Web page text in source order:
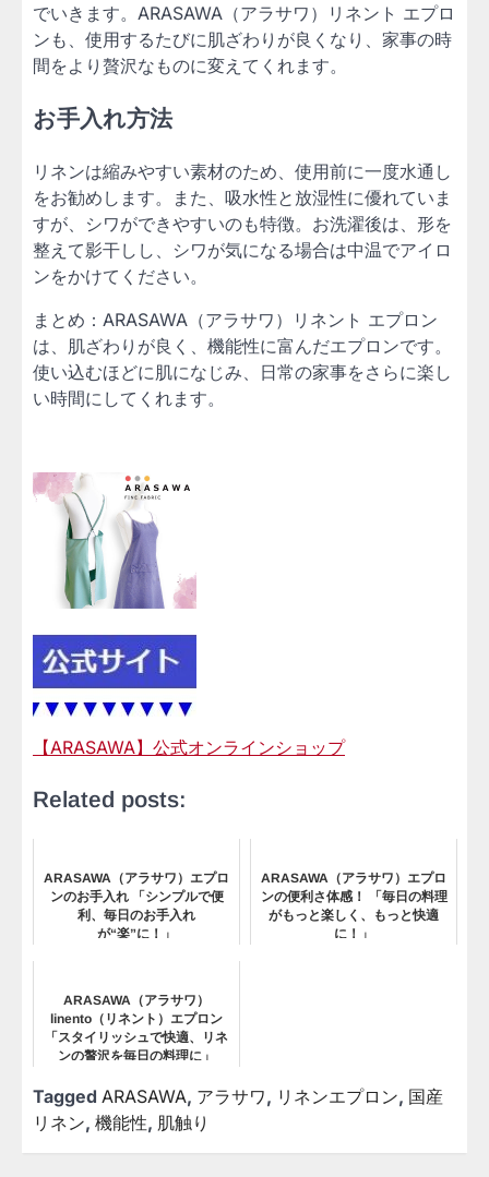
でいきます。ARASAWA（アラサワ）リネント エプロ
ンも、使用するたびに肌ざわりが良くなり、家事の時
間をより贅沢なものに変えてくれます。
お手入れ方法
リネンは縮みやすい素材のため、使用前に一度水通し
をお勧めします。また、吸水性と放湿性に優れていま
すが、シワができやすいのも特徴。お洗濯後は、形を
整えて影干しし、シワが気になる場合は中温でアイロ
ンをかけてください。
まとめ：ARASAWA（アラサワ）リネント エプロン
は、肌ざわりが良く、機能性に富んだエプロンです。
使い込むほどに肌になじみ、日常の家事をさらに楽し
い時間にしてくれます。
【ARASAWA】公式オンラインショップ
Related posts:
ARASAWA（アラサワ）エプロ
ンのお手入れ 「シンプルで便
利、毎日のお手入れ
が“楽”に！」
ARASAWA（アラサワ）エプロ
ンの便利さ体感！ 「毎日の料理
がもっと楽しく、もっと快適
に！」
ARASAWA（アラサワ）
linento（リネント）エプロン
「スタイリッシュで快適、リネ
ンの贅沢を毎日の料理に」
Tagged ARASAWA, アラサワ, リネンエプロン, 国産
リネン, 機能性, 肌触り